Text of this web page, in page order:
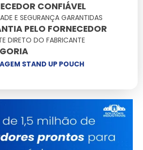
Técnicas
MaterialCapacidade
Plástico
500 ml
e
melhora a apresentação no
CONFIÁVEL
E SEGURANÇA GARANTIDAS
PELO FORNECEDOR
DIRETO DO FABRICANTE
STAND UP POUCH